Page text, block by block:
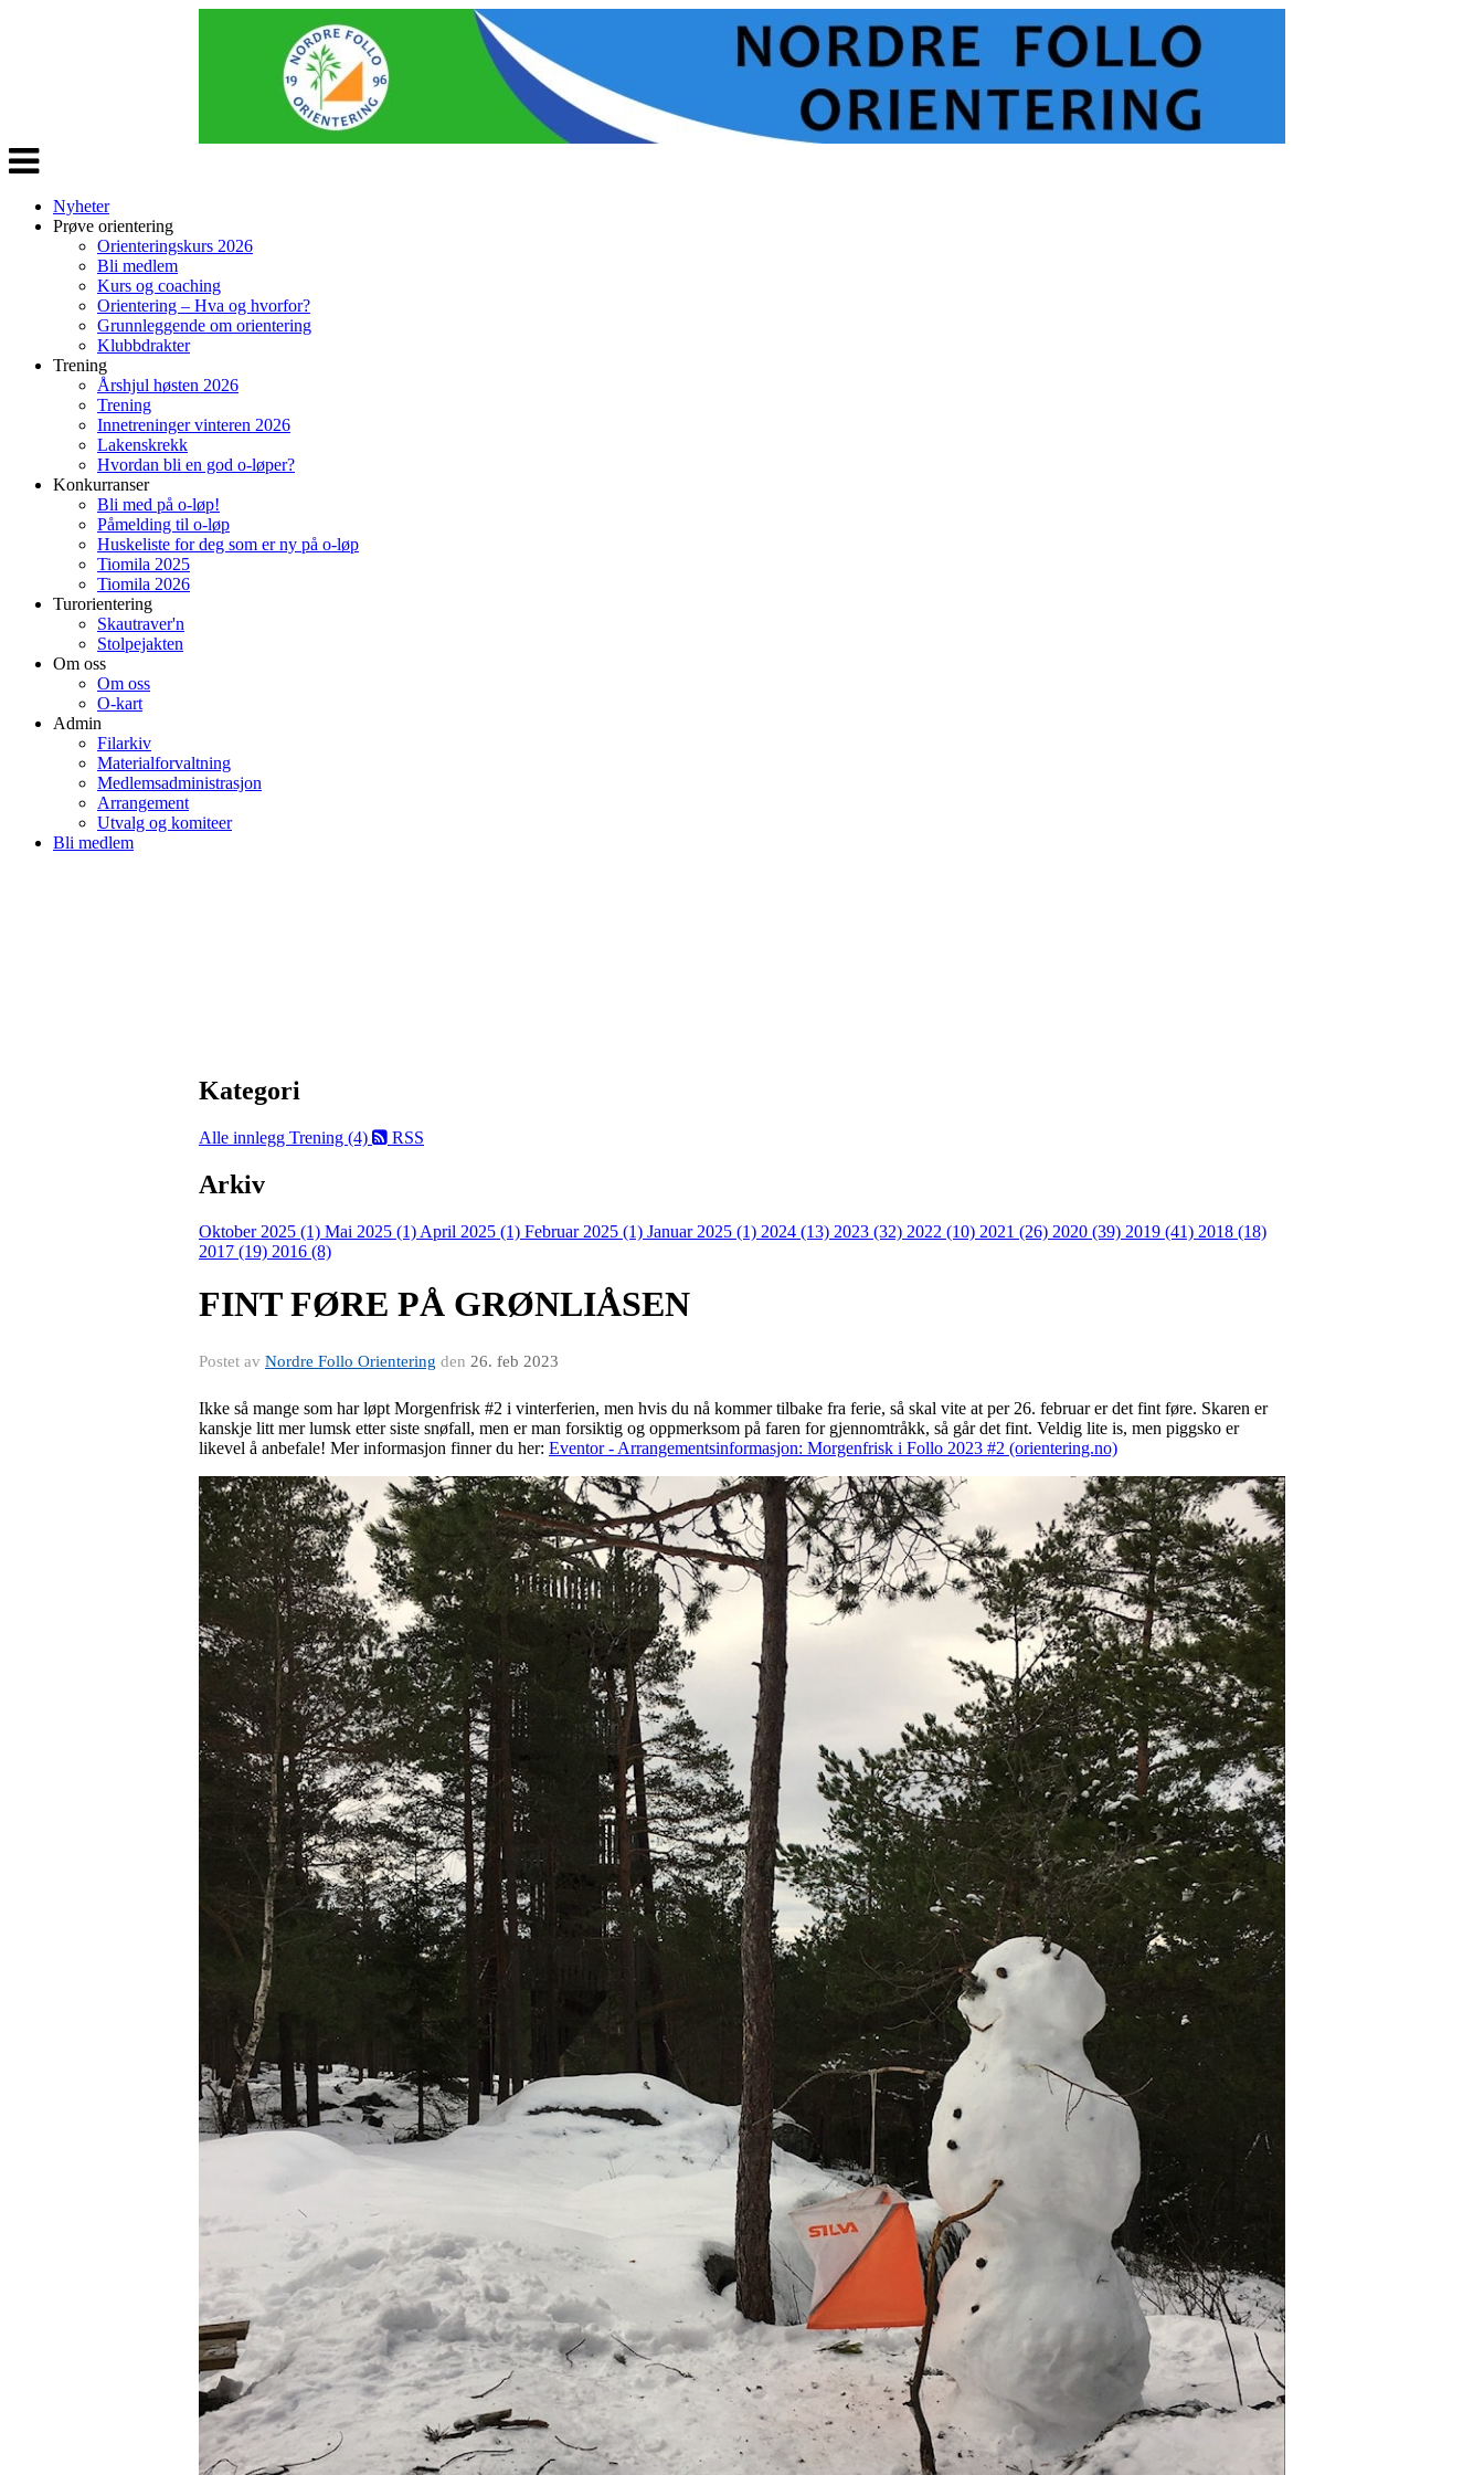
Veksle
navigasjon
Nyheter
Prøve orientering
Orienteringskurs 2026
Bli medlem
Kurs og coaching
Orientering – Hva og hvorfor?
Grunnleggende om orientering
Klubbdrakter
Trening
Årshjul høsten 2026
Trening
Innetreninger vinteren 2026
Lakenskrekk
Hvordan bli en god o-løper?
Konkurranser
Bli med på o-løp!
Påmelding til o-løp
Huskeliste for deg som er ny på o-løp
Tiomila 2025
Tiomila 2026
Turorientering
Skautraver'n
Stolpejakten
Om oss
Om oss
O-kart
Admin
Filarkiv
Materialforvaltning
Medlemsadministrasjon
Arrangement
Utvalg og komiteer
Bli medlem
Kategori
Alle innlegg Trening (4) RSS
Arkiv
Oktober 2025 (1) Mai 2025 (1) April 2025 (1) Februar 2025 (1) Januar 2025 (1) 2024 (13) 2023 (32) 2022 (10) 2021 (26) 2020 (39) 2019 (41) 2018 (18)
2017 (19) 2016 (8)
FINT FØRE PÅ GRØNLIÅSEN
Postet av Nordre Follo Orientering den 26. feb 2023
Ikke så mange som har løpt Morgenfrisk #2 i vinterferien, men hvis du nå kommer tilbake fra ferie, så skal vite at per 26. februar er det fint føre. Skaren er
kanskje litt mer lumsk etter siste snøfall, men er man forsiktig og oppmerksom på faren for gjennomtråkk, så går det fint. Veldig lite is, men piggsko er
likevel å anbefale! Mer informasjon finner du her: Eventor - Arrangementsinformasjon: Morgenfrisk i Follo 2023 #2 (orientering.no)